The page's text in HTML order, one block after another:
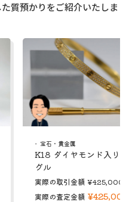
質預かりをご紹介いたしま
宝石・貴金属
K18 ダイヤモンド入り
グル
実際の取引金額 ¥425,000
実際の査定金額 ¥425,000